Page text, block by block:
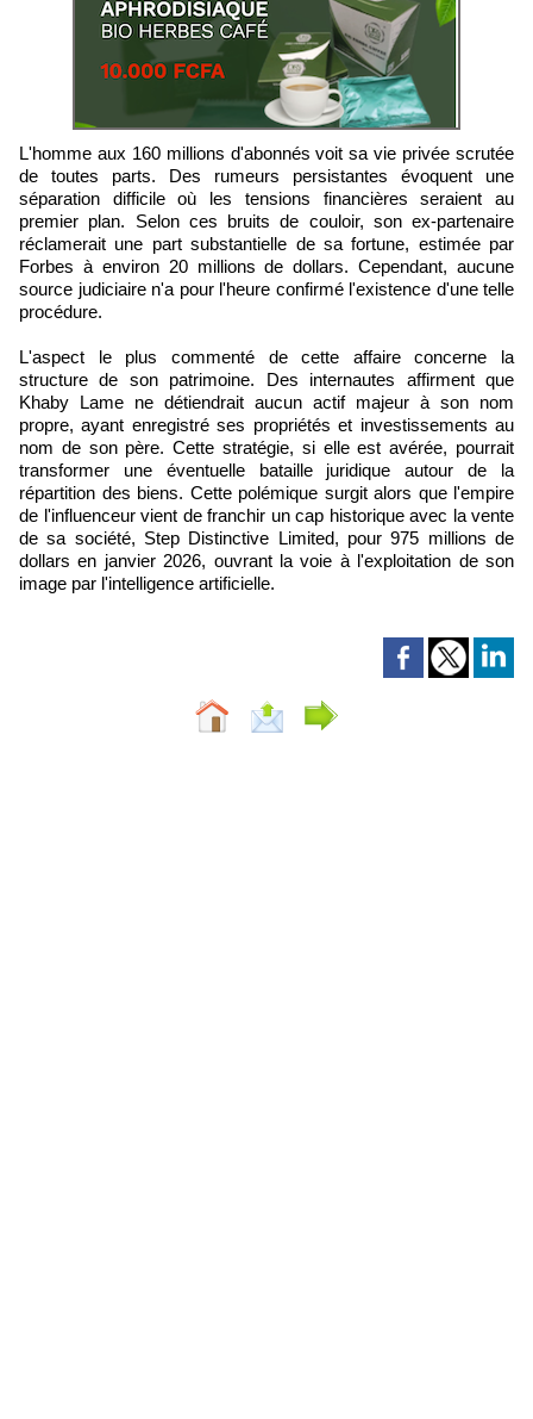
L'homme aux 160 millions d'abonnés voit sa vie privée scrutée
de toutes parts. Des rumeurs persistantes évoquent une
séparation difficile où les tensions financières seraient au
premier plan. Selon ces bruits de couloir, son ex-partenaire
réclamerait une part substantielle de sa fortune, estimée par
Forbes à environ 20 millions de dollars. Cependant, aucune
source judiciaire n'a pour l'heure confirmé l'existence d'une telle
procédure.
L'aspect le plus commenté de cette affaire concerne la
structure de son patrimoine. Des internautes affirment que
Khaby Lame ne détiendrait aucun actif majeur à son nom
propre, ayant enregistré ses propriétés et investissements au
nom de son père. Cette stratégie, si elle est avérée, pourrait
transformer une éventuelle bataille juridique autour de la
répartition des biens. Cette polémique surgit alors que l'empire
de l'influenceur vient de franchir un cap historique avec la vente
de sa société, Step Distinctive Limited, pour 975 millions de
dollars en janvier 2026, ouvrant la voie à l'exploitation de son
image par l'intelligence artificielle.